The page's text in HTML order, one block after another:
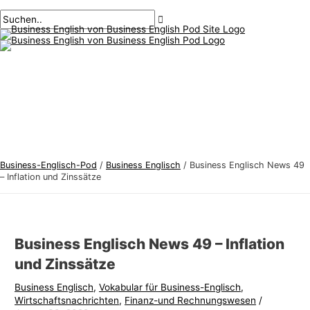
Inhalt
springen
Business-Englisch-Pod / Business Englisch / Business Englisch News 49
– Inflation und Zinssätze
Business Englisch News 49 – Inflation
und Zinssätze
Business Englisch,Vokabular für Business-Englisch,
Wirtschaftsnachrichten, Finanz-und Rechnungswesen /
Sie
hier
B
u
s
E
i
s
c
h
S
u
c
h